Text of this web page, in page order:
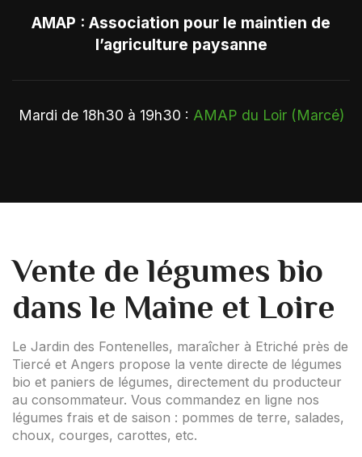
AMAP : Association pour le maintien de
l’agriculture paysanne
Mardi de 18h30 à 19h30 : AMAP du Loir (Marcé)
Vente de légumes bio
dans le Maine et Loire
Le Jardin des Fontenelles, maraîcher à Etriché près de
Tiercé et Angers propose la vente directe de légumes
bio et paniers de légumes, directement du producteur
au consommateur. Vous commandez en ligne nos
légumes frais et de saison : pommes de terre, salades,
choux, courges, carottes, etc.